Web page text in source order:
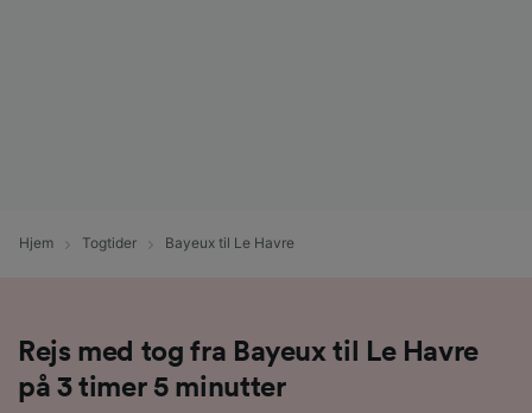
Hjem Togtider Bayeux til Le Havre
Rejs med tog fra Bayeux til Le Havre
på 3 timer 5 minutter